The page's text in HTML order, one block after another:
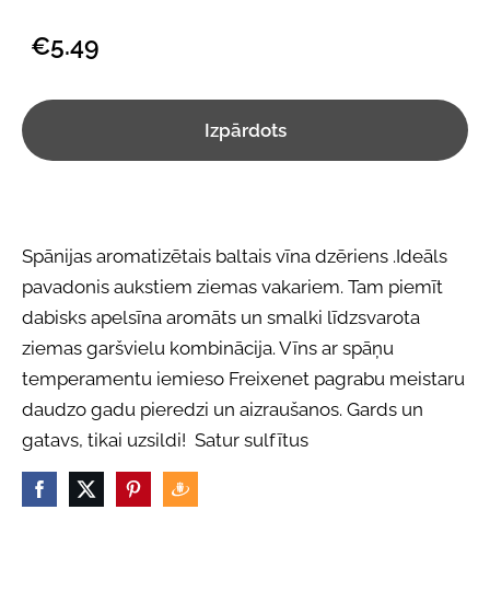
€5.49
Izpārdots
Spānijas aromatizētais baltais vīna dzēriens .Ideāls
pavadonis aukstiem ziemas vakariem. Tam piemīt
dabisks apelsīna aromāts un smalki līdzsvarota
ziemas garšvielu kombinācija. Vīns ar spāņu
temperamentu iemieso Freixenet pagrabu meistaru
daudzo gadu pieredzi un aizraušanos. Gards un
gatavs, tikai uzsildi! Satur sulfītus